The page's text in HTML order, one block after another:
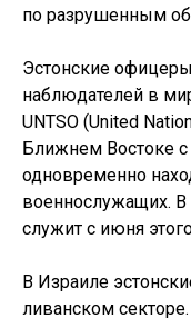
по разрушенным
Эстонские
наблюдателей в
UNTSO (United
Ближнем Востоке с
одновременно
военнослужащих.
служит с июня
В Израиле
ливанском